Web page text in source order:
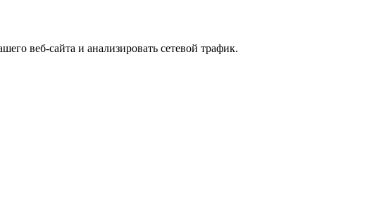
веб-сайта и анализировать сетевой трафик.